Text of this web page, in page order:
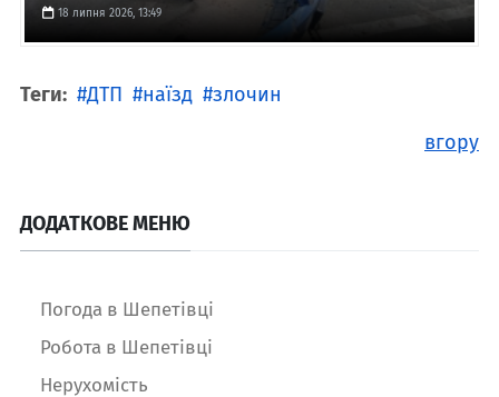
18 липня 2026, 13:49
Теги: ДТП наїзд
злочин
вгору
ДОДАТКОВЕ МЕНЮ
Погода в Шепетівці
Робота в Шепетівці
Нерухомість